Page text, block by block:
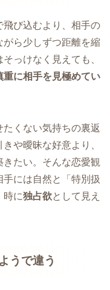
び込むより、相手の
がら少しずつ距離を縮
っけなく見えても、
重に相手を見極めてい
くない気持ちの裏返
や曖昧な好意より、
たい。そんな恋愛観
には自然と「特別扱
時に独占欲として見え
うで違う